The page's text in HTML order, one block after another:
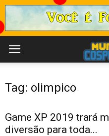
Tag: olimpico
Game XP 2019 trará
diversão para toda...